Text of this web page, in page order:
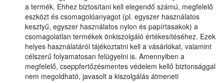
a termék. Ehhez biztosítani kell elegendő számú, megfelelő
eszközt és csomagolóanyagot (pl. egyszer használatos
kesztyű, egyszer használatos nylon és papírtasakok) a
csomagolatlan termékek önkiszolgáló értékesítéséhez. Ezek
helyes használatáról tájékoztatni kell a vásárlókat, valamint
célszerű folyamatosan felügyelni is. Amennyiben a
megfelelő, cseppfertőzésmentes védelem kellő biztonsággal
nem megoldható, javasolt a kiszolgálás átmeneti